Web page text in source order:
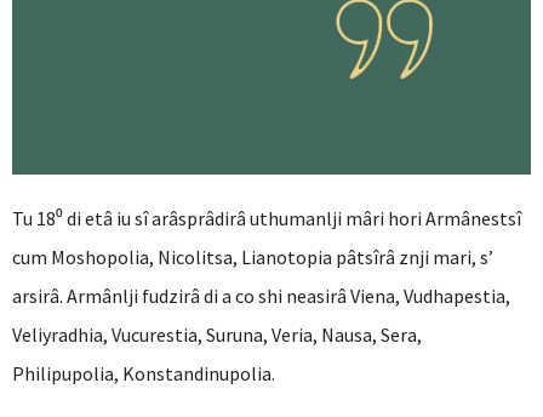
Tu 18⁰ di etâ iu sî arâsprâdirâ uthumanlji mâri hori Armânestsî
cum Moshopolia, Nicolitsa, Lianotopia pâtsîrâ znji mari, s’
arsirâ. Armânlji fudzirâ di a co shi neasirâ Viena, Vudhapestia,
Veliyradhia, Vucurestia, Suruna, Veria, Nausa, Sera,
Philipupolia, Konstandinupolia.